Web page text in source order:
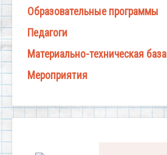
Образовательные программы
Педагоги
Материально-техническая база
Мероприятия